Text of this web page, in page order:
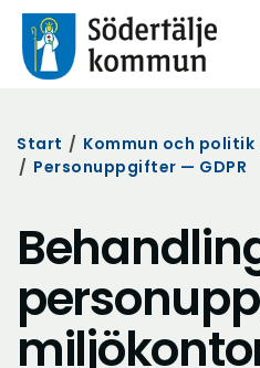
Start / Kommun och politik
/ Personuppgifter — GDPR